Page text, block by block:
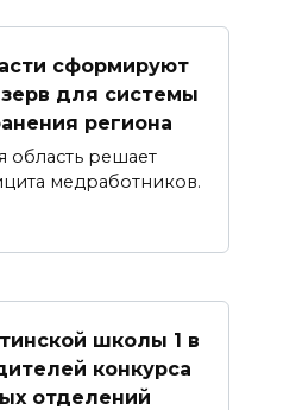
сформируют
для системы
региона
область решает
медработников.
школы 1 в
конкурса
отделений